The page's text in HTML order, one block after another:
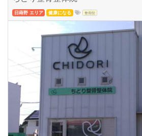
日蒔野 エリア 健康になる 整骨院